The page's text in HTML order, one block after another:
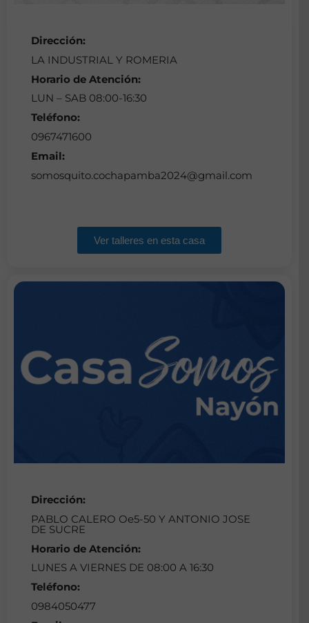
Dirección:
LA INDUSTRIAL Y ROMERIA
Horario de Atención:
LUN – SAB 08:00-16:30
Teléfono:
0967471600​
Email:
somosquito.cochapamba2024@gmail.com
Ver talleres en esta casa
Dirección:
PABLO CALERO Oe5-50 Y ANTONIO JOSE
DE SUCRE
Horario de Atención:
LUNES A VIERNES DE 08:00 A 16:30
Teléfono:
0984050477